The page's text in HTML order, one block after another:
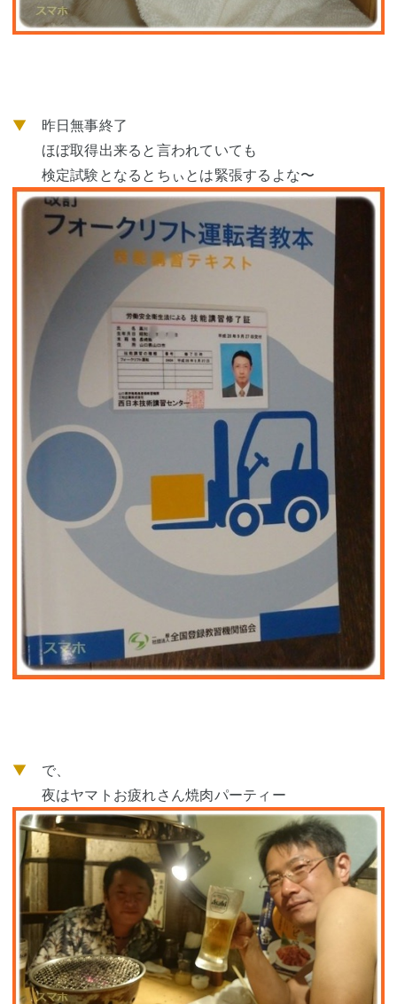
▼ 昨日無事終了
ほぼ取得出来ると言われていても
検定試験となるとちぃとは緊張するよな〜
▼ で、
夜はヤマトお疲れさん焼肉パーティー